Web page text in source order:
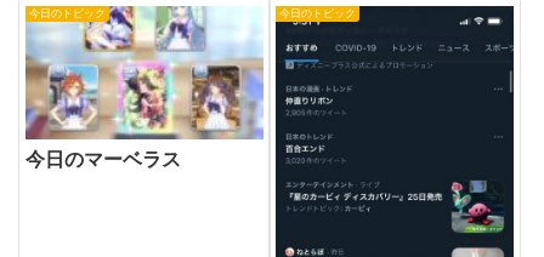
今日のトピック
今日のマーベラス
今日のトピック